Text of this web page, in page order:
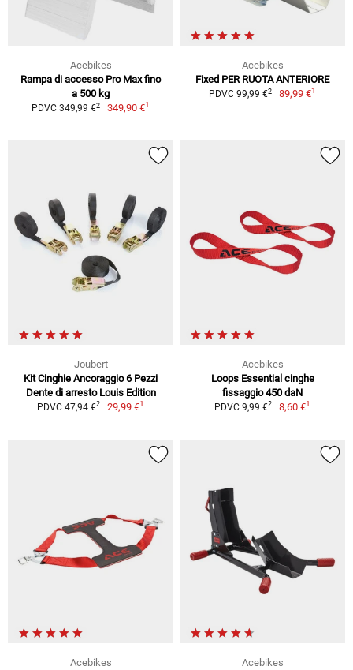
Acebikes
Rampa di accesso Pro Max fino
a 500 kg
PDVC 349,99 €2 349,90 €1
Acebikes
Fixed PER RUOTA ANTERIORE
PDVC 99,99 €2 89,99 €1
Joubert
Kit Cinghie Ancoraggio 6 Pezzi
Dente di arresto Louis Edition
PDVC 47,94 €2 29,99 €1
Acebikes
Loops Essential cinghe
fissaggio 450 daN
PDVC 9,99 €2 8,60 €1
Acebikes
Acebikes